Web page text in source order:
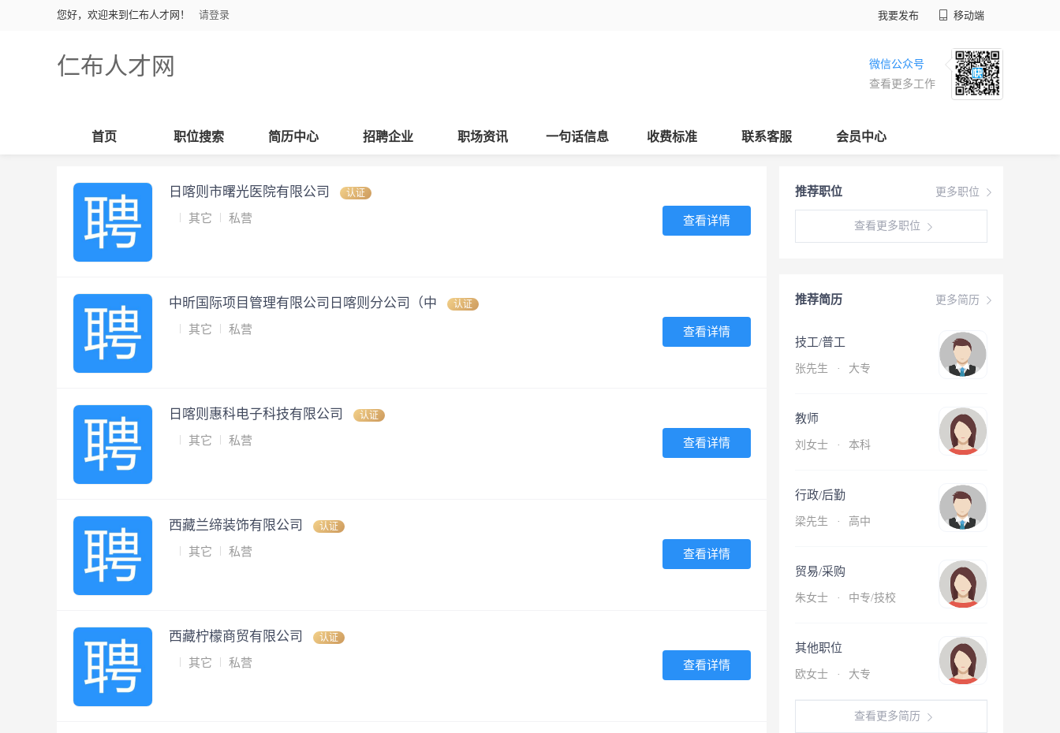
您好，欢迎来到仁布人才网！ 请登录 我要发布 移动端
仁布人才网
微信公众号
查看更多工作
首页 职位搜索 简历中心 招聘企业 职场资讯 一句话信息 收费标准 联系客服 会员中心
更多职位
推荐职位
查看更多职位
更多简历
推荐简历
技工/普工
张先生 · 大专
教师
刘女士 · 本科
行政/后勤
梁先生 · 高中
贸易/采购
朱女士 · 中专/技校
其他职位
欧女士 · 大专
查看更多简历
日喀则市曙光医院有限公司 认证
其它 私营 查看详情
中昕国际项目管理有限公司日喀则分公司（中 认证
其它 私营 查看详情
日喀则惠科电子科技有限公司 认证
其它 私营 查看详情
西藏兰缔装饰有限公司 认证
其它 私营 查看详情
西藏柠檬商贸有限公司 认证
其它 私营 查看详情